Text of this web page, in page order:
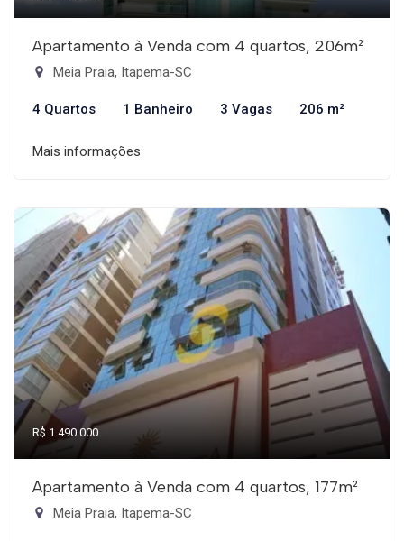
Apartamento à Venda com 4 quartos, 206m²
Meia Praia, Itapema-SC
4 Quartos 1 Banheiro 3 Vagas 206 m²
Mais informações
R$ 1.490.000
Apartamento à Venda com 4 quartos, 177m²
Meia Praia, Itapema-SC